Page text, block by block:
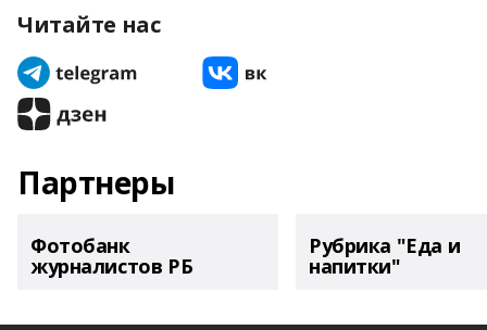
Читайте нас
Партнеры
Фотобанк
журналистов РБ
Рубрика "Еда и
напитки"